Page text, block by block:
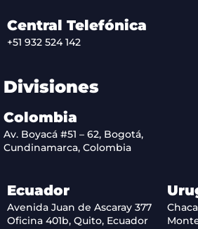
Central Telefónica
+51 932 524 142
Divisiones
Colombia
Av. Boyacá #51 – 62, Bogotá,
Cundinamarca, Colombia
Ecuador
Avenida Juan de Ascaray 377
Oficina 401b, Quito, Ecuador